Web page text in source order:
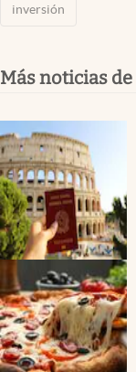
inversión
Más noticias de